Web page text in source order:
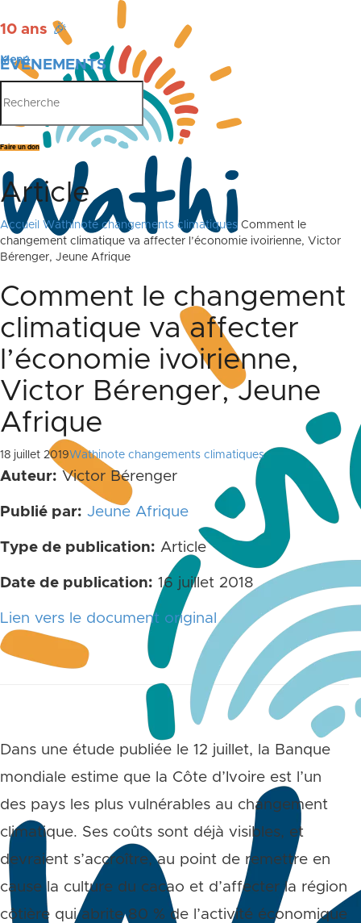
10 ans 🎉
ÉVÉNEMENTS
PUBLICATIONS
Menu
Faire un don
Article
Accueil Wathinote changements climatiques Comment le
changement climatique va affecter l’économie ivoirienne, Victor
Bérenger, Jeune Afrique
Comment le changement
climatique va affecter
l’économie ivoirienne,
Victor Bérenger, Jeune
Afrique
18 juillet 2019Wathinote changements climatiques
Auteur: Victor Bérenger
Publié par: Jeune Afrique
Type de publication: Article
Date de publication: 16 juillet 2018
Lien vers le document original
Dans une étude publiée le 12 juillet, la Banque
mondiale estime que la Côte d’Ivoire est l’un
des pays les plus vulnérables au changement
climatique. Ses coûts sont déjà visibles, et
devraient s’accroître, au point de remettre en
cause la culture du cacao et d’affecter la région
côtière qui abrite 80 % de l’activité économique